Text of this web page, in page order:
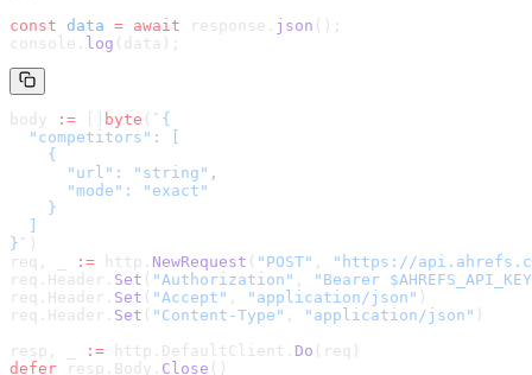
const data = await response. json ();
console. log (data);
body := byte ( ` {
  "competitors": [
    {
      "url": "string",
      "mode": "exact"
    }
} ` )
req, _
:= http. NewRequest ( "POST" , " https://
req.Header. Set ( "Authorization" ,
"Bearer
req.Header. Set ( "Accept" , "application/json" )
req.Header. Set ( "Content-Type" , "application/json" )
resp, _
:= http.DefaultClient. Do (req)
defer resp.Body. Close ()